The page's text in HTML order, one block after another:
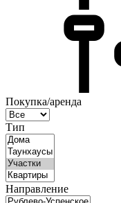
Покупка/аренда
Тип
Направление